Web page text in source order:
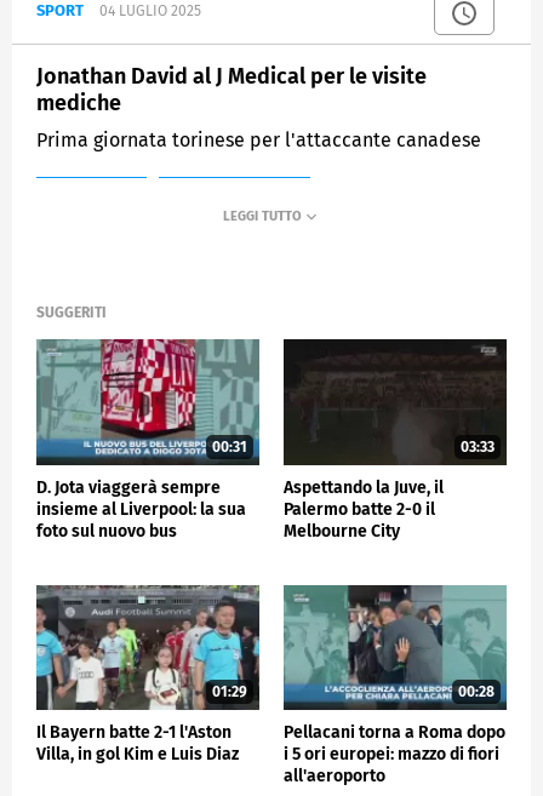
SPORT 04 LUGLIO 2025
Jonathan David al J Medical per le visite
mediche
Prima giornata torinese per l'attaccante canadese
SUGGERITI
00:31
D. Jota viaggerà sempre
insieme al Liverpool: la sua
foto sul nuovo bus
03:33
Aspettando la Juve, il
Palermo batte 2-0 il
Melbourne City
01:29
Il Bayern batte 2-1 l'Aston
Villa, in gol Kim e Luis Diaz
00:28
Pellacani torna a Roma dopo
i 5 ori europei: mazzo di fiori
all'aeroporto